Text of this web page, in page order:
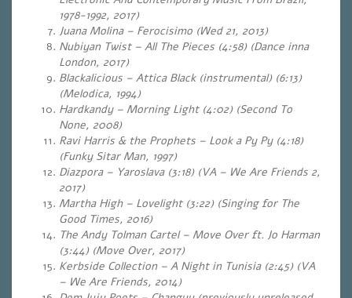
1978-1992, 2017)
Juana Molina – Ferocisimo (Wed 21, 2013)
Nubiyan Twist – All The Pieces (4:58) (Dance inna
London, 2017)
Blackalicious – Attica Black (instrumental) (6:13)
(Melodica, 1994)
Hardkandy – Morning Light (4:02) (Second To
None, 2008)
Ravi Harris & the Prophets – Look a Py Py (4:18)
(Funky Sitar Man, 1997)
Diazpora – Yaroslava (3:18) (VA – We Are Friends 2,
2017)
Martha High – Lovelight (3:22) (Singing for The
Good Times, 2016)
The Andy Tolman Cartel – Move Over ft. Jo Harman
(3:44) (Move Over, 2017)
Kerbside Collection – A Night in Tunisia (2:45) (VA
– We Are Friends, 2014)